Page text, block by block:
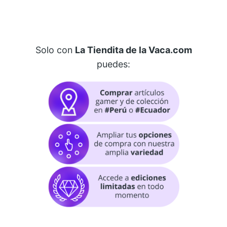
Solo con La Tiendita de la Vaca.com
puedes: